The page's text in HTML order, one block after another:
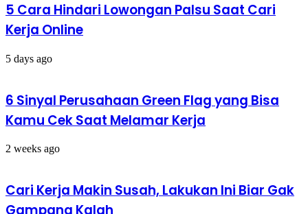
5 Cara Hindari Lowongan Palsu Saat Cari
Kerja Online
5 days ago
6 Sinyal Perusahaan Green Flag yang Bisa
Kamu Cek Saat Melamar Kerja
2 weeks ago
Cari Kerja Makin Susah, Lakukan Ini Biar Gak